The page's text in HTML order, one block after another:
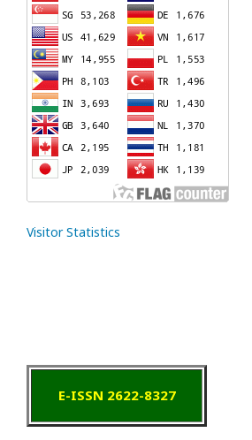
Visitor Statistics
E-ISSN 2622-8327